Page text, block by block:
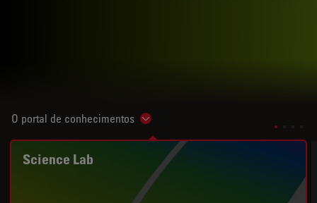
O portal de conhecimentos Show subnavigation
Science Lab